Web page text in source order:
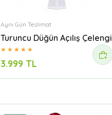
Aynı Gün Teslimat
Turuncu Düğün Açılış Çelengi
3.999 TL